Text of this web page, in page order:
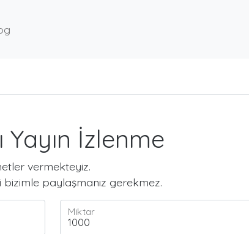
İzlenme
vermekteyiz.
paylaşmanız gerekmez.
Miktar